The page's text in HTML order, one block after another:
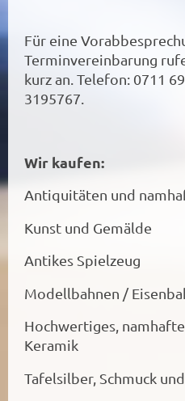
Für eine
Terminvereinbarung
kurz an. Telefon: 0711
3195767.
Wir kaufen:
Antiquitäten und
Kunst und Gemälde
Antikes Spielzeug
Modellbahnen /
Hochwertiges,
Keramik
Tafelsilber, Schmuck